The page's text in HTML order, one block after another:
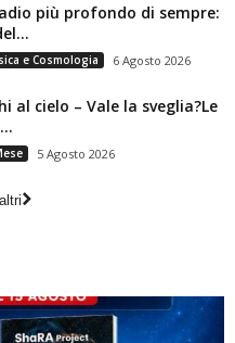
più profondo di sempre:
e Cosmologia 6 Agosto 2026
al cielo – Vale la sveglia?Le
5 Agosto 2026